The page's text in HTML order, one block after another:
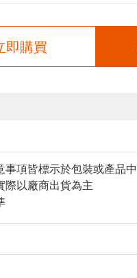
即購買
項皆標示於包裝或產品中
際以廠商出貨為主